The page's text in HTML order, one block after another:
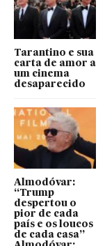
Tarantino e sua
carta de amor a
um cinema
desaparecido
Almodóvar:
“Trump
despertou o
pior de cada
país e os loucos
de cada casa”